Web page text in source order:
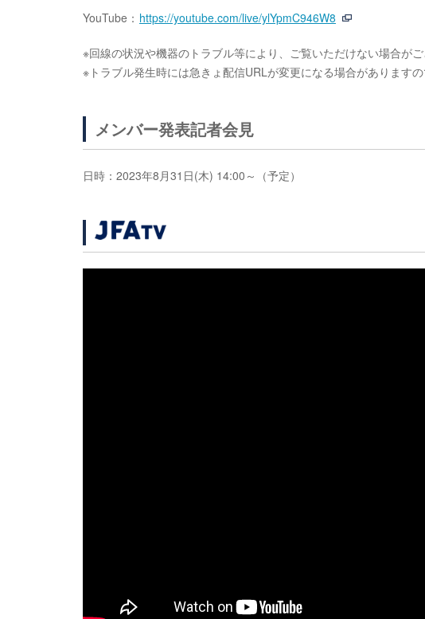
YouTube： https://youtube.com/live/ylYpmC946W8
※回線の状況や機器のトラブル等により、ご覧いただけない場合が
※トラブル発生時には急きょ配信URLが変更になる場合がありますの
メンバー発表記者会見
日時：2023年8月31日(木) 14:00～（予定）